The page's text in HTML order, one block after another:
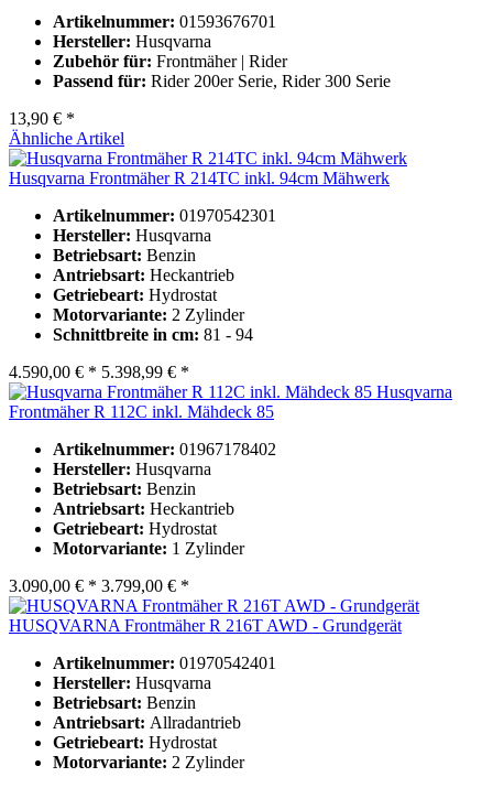
Artikelnummer: 01593676701
Hersteller: Husqvarna
Zubehör für: Frontmäher | Rider
Passend für: Rider 200er Serie, Rider 300 Serie
13,90 € *
Ähnliche Artikel
Husqvarna Frontmäher R 214TC inkl. 94cm Mähwerk
Artikelnummer: 01970542301
Hersteller: Husqvarna
Betriebsart: Benzin
Antriebsart: Heckantrieb
Getriebeart: Hydrostat
Motorvariante: 2 Zylinder
Schnittbreite in cm: 81 - 94
4.590,00 € * 5.398,99 € *
Husqvarna
Frontmäher R 112C inkl. Mähdeck 85
Artikelnummer: 01967178402
Hersteller: Husqvarna
Betriebsart: Benzin
Antriebsart: Heckantrieb
Getriebeart: Hydrostat
Motorvariante: 1 Zylinder
3.090,00 € * 3.799,00 € *
HUSQVARNA Frontmäher R 216T AWD - Grundgerät
Artikelnummer: 01970542401
Hersteller: Husqvarna
Betriebsart: Benzin
Antriebsart: Allradantrieb
Getriebeart: Hydrostat
Motorvariante: 2 Zylinder